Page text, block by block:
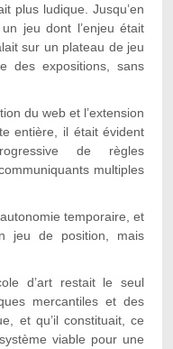
plus ludique. Jusqu’en
jeu dont l’enjeu était
sur un plateau de jeu
des expositions, sans
du web et l’extension
entière, il était évident
de règles
multiples
temporaire, et
jeu de position, mais
d’art restait le seul
mercantiles et des
et qu’il constituait, ce
viable pour une